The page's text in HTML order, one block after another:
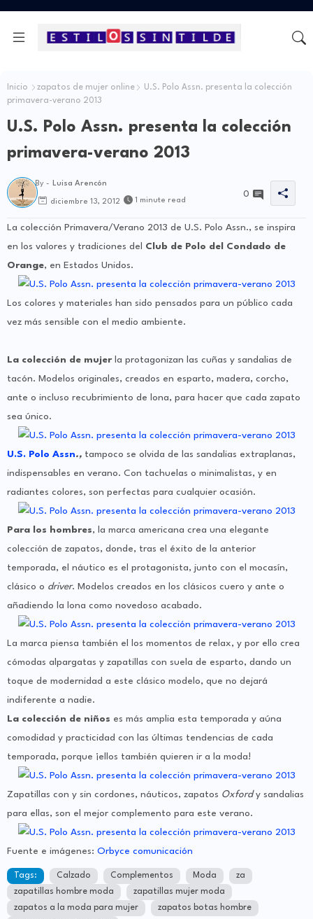
Inicio zapatos de mujer online
U.S. Polo Assn. presenta la colección
U.S. Polo Assn. presenta la colección
By - Luisa Arencón
diciembre 13, 2012 1 minute read
0
La colección Primavera/Verano 2013 de U.S. Polo Assn., se inspira
en los valores y tradiciones del Club de Polo del Condado de
Orange, en Estados Unidos.
Los colores y materiales han sido pensados para un público cada
vez más sensible con el medio ambiente.
La colección de mujerla protagonizan las cuñas y sandalias de
tacón. Modelos originales, creados en esparto, madera, corcho,
ante o incluso recubrimiento de lona, para hacer que cada zapato
sea único.
U.S. Polo Assn., tampoco se olvida de las sandalias extraplanas,
indispensables en verano. Con tachuelas o minimalistas, y en
radiantes colores, son perfectas para cualquier ocasión.
Para los hombres, la marca americana crea una elegante
colección de zapatos, donde, tras el éxito de la anterior
temporada, el náutico es el protagonista, junto con el mocasín,
clásico o driver. Modelos creados en los clásicos cuero y ante o
añadiendo la lona como novedoso acabado.
La marca piensa también el los momentos de relax, y por ello crea
cómodas alpargatas y zapatillas con suela de esparto, dando un
toque de modernidad a este clásico modelo, que no dejará
indiferente a nadie.
La colección de niños es más amplia esta temporada y aúna
comodidad y practicidad con las últimas tendencias de cada
temporada, porque ¡ellos también quieren ir a la moda!
Zapatillas con y sin cordones, náuticos, zapatos Oxfordy sandalias
para ellas, son el mejor complemento para este verano.
Fuente e imágenes: Orbyce comunicación
Tags: Calzado Complementos Moda
za
zapatillas hombre moda
zapatillas mujer moda
zapatos a la moda para mujer
zapatos botas hombre